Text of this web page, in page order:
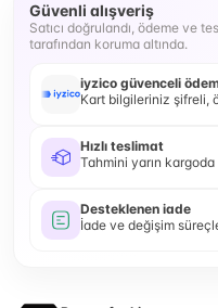
Güvenli alışveriş
Satıcı doğrulandı, ödeme ve
tarafından koruma altında.
iyzico güvenceli
Kart bilgileriniz şifreli,
Hızlı teslimat
Tahmini yarın kargoda
Desteklenen iade
İade ve değişim